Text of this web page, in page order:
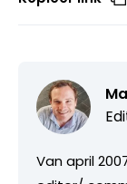
Van april